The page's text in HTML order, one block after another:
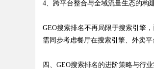
4、跨平台整合与全域流量生态的构
GEO搜索排名不再局限于搜索引擎
需同步考虑餐厅在搜索引擎、外卖
四、GEO搜索排名的进阶策略与行